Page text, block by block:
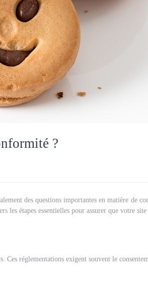
?
des questions importantes en matière de
étapes essentielles pour assurer que votre
réglementations exigent souvent le